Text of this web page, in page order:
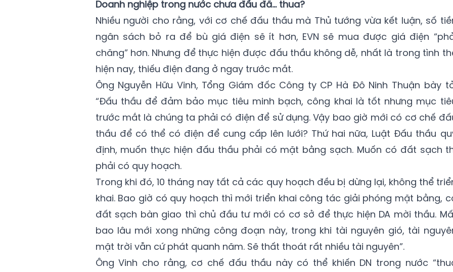
Doanh nghiệp trong nước chưa đấu đã… thua?
Nhiều người cho rằng, với cơ chế đấu thầu mà Thủ tướng vừa kết luận, số
ngân sách bỏ ra để bù giá điện sẽ ít hơn, EVN sẽ mua được giá điện
chăng” hơn. Nhưng để thực hiện được đấu thầu không dễ, nhất là trong tình
hiện nay, thiếu điện đang ở ngay trước mắt.
Ông Nguyễn Hữu Vinh, Tổng Giám đốc Công ty CP Hà Đô Ninh Thuận bày
“Đấu thầu để đảm bảo mục tiêu minh bạch, công khai là tốt nhưng mục
trước mắt là chúng ta phải có điện để sử dụng. Vậy bao giờ mới có cơ chế
thầu để có thể có điện để cung cấp lên lưới? Thứ hai nữa, Luật Đấu thầu
định, muốn thực hiện đấu thầu phải có mặt bằng sạch. Muốn có đất sạch
phải có quy hoạch.
Trong khi đó, 10 tháng nay tất cả các quy hoạch đều bị dừng lại, không thể
khai. Bao giờ có quy hoạch thì mới triển khai công tác giải phóng mặt bằng,
đất sạch bàn giao thì chủ đầu tư mới có cơ sở để thực hiện DA mời thầu.
bao lâu mới xong những công đoạn này, trong khi tài nguyên gió, tài
mặt trời vẫn cứ phát quanh năm. Sẽ thất thoát rất nhiều tài nguyên”.
Ông Vinh cho rằng, cơ chế đấu thầu này có thể khiến DN trong nước